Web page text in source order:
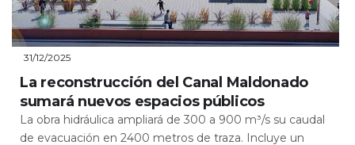
31/12/2025
La reconstrucción del Canal Maldonado
sumará nuevos espacios públicos
La obra hidráulica ampliará de 300 a 900 m³/s su caudal
de evacuación en 2400 metros de traza. Incluye un